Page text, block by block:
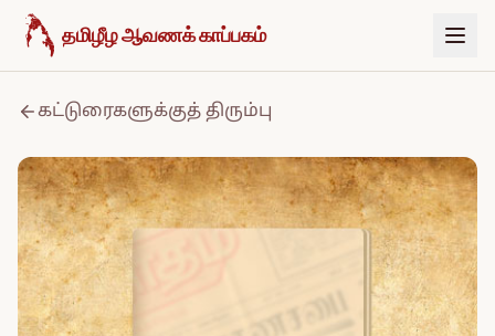
உள்ளடக்கத்திற்குச் செல்க
தமிழீழ ஆவணக் காப்பகம்
கட்டுரைகளுக்குத் திரும்பு